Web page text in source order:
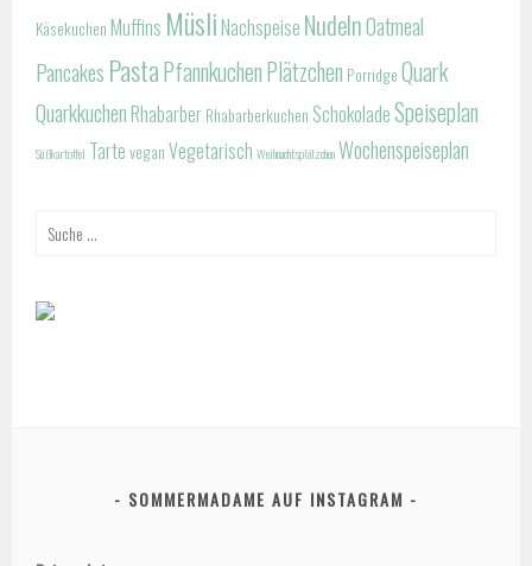
Käsekuchen Muffins Müsli Nachspeise NudelnOatmeal
Pancakes PastaPfannkuchenPlätzchen Porridge Quark
Quarkkuchen Rhabarber Rhabarberkuchen SchokoladeSpeiseplan
Süßkartoffel Tarte vegan Vegetarisch Weihnachtsplätzchen Wochenspeiseplan
Suche
SOMMERMADAME AUF INSTAGRAM